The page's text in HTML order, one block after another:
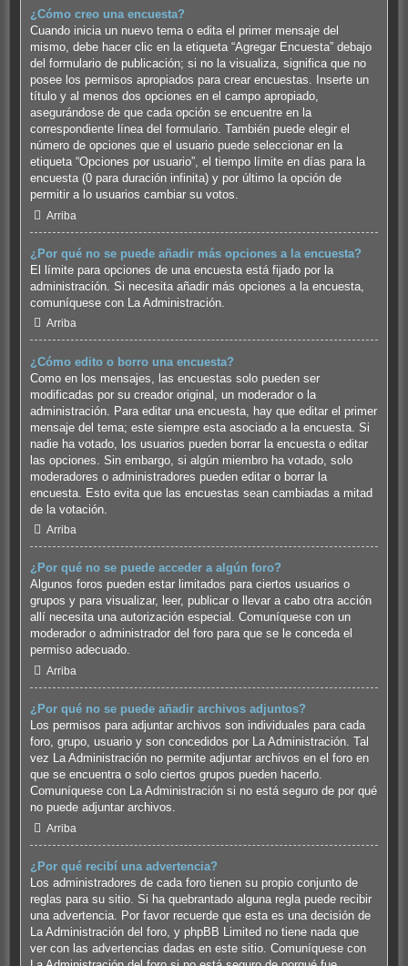
¿Cómo creo una encuesta?
Cuando inicia un nuevo tema o edita el primer mensaje del
mismo, debe hacer clic en la etiqueta “Agregar Encuesta” debajo
del formulario de publicación; si no la visualiza, significa que no
posee los permisos apropiados para crear encuestas. Inserte un
título y al menos dos opciones en el campo apropiado,
asegurándose de que cada opción se encuentre en la
correspondiente línea del formulario. También puede elegir el
número de opciones que el usuario puede seleccionar en la
etiqueta “Opciones por usuario”, el tiempo límite en días para la
encuesta (0 para duración infinita) y por último la opción de
permitir a lo usuarios cambiar su votos.
Arriba
¿Por qué no se puede añadir más opciones a la encuesta?
El límite para opciones de una encuesta está fijado por la
administración. Si necesita añadir más opciones a la encuesta,
comuníquese con La Administración.
Arriba
¿Cómo edito o borro una encuesta?
Como en los mensajes, las encuestas solo pueden ser
modificadas por su creador original, un moderador o la
administración. Para editar una encuesta, hay que editar el primer
mensaje del tema; este siempre esta asociado a la encuesta. Si
nadie ha votado, los usuarios pueden borrar la encuesta o editar
las opciones. Sin embargo, si algún miembro ha votado, solo
moderadores o administradores pueden editar o borrar la
encuesta. Esto evita que las encuestas sean cambiadas a mitad
de la votación.
Arriba
¿Por qué no se puede acceder a algún foro?
Algunos foros pueden estar limitados para ciertos usuarios o
grupos y para visualizar, leer, publicar o llevar a cabo otra acción
allí necesita una autorización especial. Comuníquese con un
moderador o administrador del foro para que se le conceda el
permiso adecuado.
Arriba
¿Por qué no se puede añadir archivos adjuntos?
Los permisos para adjuntar archivos son individuales para cada
foro, grupo, usuario y son concedidos por La Administración. Tal
vez La Administración no permite adjuntar archivos en el foro en
que se encuentra o solo ciertos grupos pueden hacerlo.
Comuníquese con La Administración si no está seguro de por qué
no puede adjuntar archivos.
Arriba
¿Por qué recibí una advertencia?
Los administradores de cada foro tienen su propio conjunto de
reglas para su sitio. Si ha quebrantado alguna regla puede recibir
una advertencia. Por favor recuerde que esta es una decisión de
La Administración del foro, y phpBB Limited no tiene nada que
ver con las advertencias dadas en este sitio. Comuníquese con